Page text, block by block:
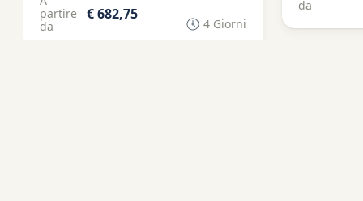
partire
da
€ 682,75
4 Giorni
da